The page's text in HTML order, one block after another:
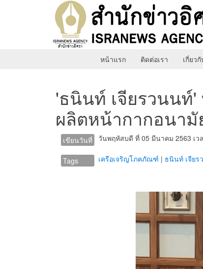
หน้าแรก ติดต่อเรา เกี่ยวกั
'ธนินท์ เจียรวนนท์'
ผลิตหน้ากากอนา
เขียนวันที่ วันพฤหัสบดี ที่ 05 มีนาคม 2563 เว
Tags เครือเจริญโภคภัณฑ์ | ธนินท์ เจียร